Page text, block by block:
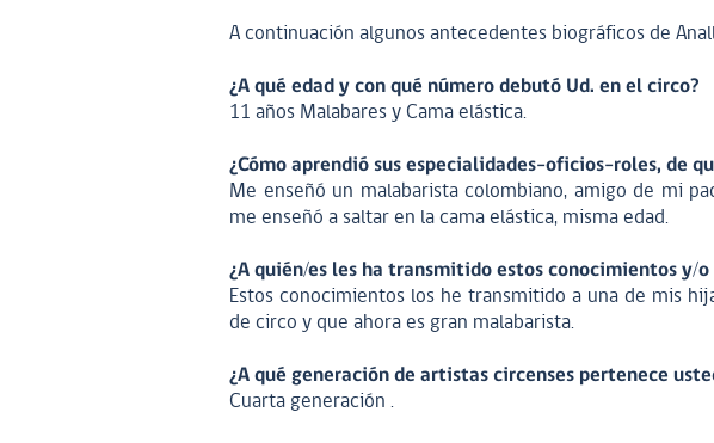
A continuación algunos antecedentes biográficos de
¿A qué edad y con qué número debutó Ud. en el circo?
11 años Malabares y Cama elástica.
¿Cómo aprendió sus especialidades-oficios-roles, de
Me enseñó un malabarista colombiano, amigo de mi
me enseñó a saltar en la cama elástica, misma edad.
¿A quién/es les ha transmitido estos conocimientos y/o
Estos conocimientos los he transmitido a una de mis
de circo y que ahora es gran malabarista.
¿A qué generación de artistas circenses pertenece
Cuarta generación .